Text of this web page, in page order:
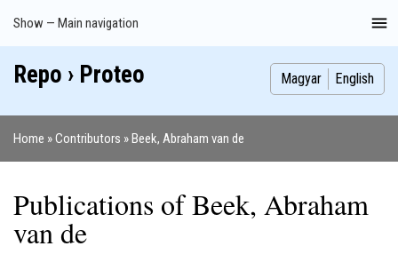
Main
navigation
Show — Main navigation
Index
Publications
Theses
Images
Contributors
Repo › Proteo Magyar English
Home Contributors Beek, Abraham van de
Publications of Beek, Abraham
van de